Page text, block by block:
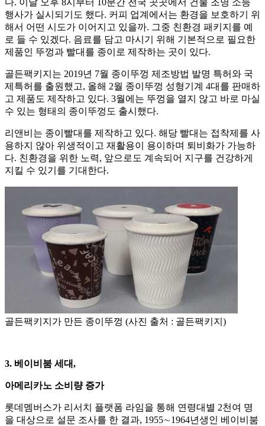
다. 이날 오후 8시부터 10분간 전국 곳곳에서 건물 조명 소등
행사가 실시되기도 했다. 커피 업계에서는 환경을 보호하기 위
해서 어떤 시도가 이어지고 있을까. 그중 친환경 패키지를 예
로 들 수 있겠다. 음료를 담고 마시기 위해 기본적으로 필요한
제품인 뚜껑과 빨대를 종이로 제작하는 곳이 있다.
골든팩키지는 2019년 7월 종이뚜껑 제조방법 발명 특허와 국
제특허를 출원했고, 올해 2월 종이뚜껑 성형기계 4대를 판매하
고 제품도 제작하고 있다. 3월에는 뚜껑을 열지 않고 바로 마실
수 있는 형태의 종이뚜껑도 출시했다.
리앤비는 종이빨대를 제작하고 있다. 해당 빨대는 접착제를 사
용하지 않아 위생적이고 재활용이 용이하며 퇴비화가 가능하
다. 친환경을 위한 노력, 앞으로도 계속되어 지구를 건강하게
지킬 수 있기를 기대한다.
골든팩키지가 만든 종이뚜껑 (사진 출처 : 골든팩키지)
3. 베이비붐 세대,
아메리카노 소비량 증가
롯데멤버스가 리서치 플랫폼 라임을 통해 연령대별 2천여 명
을 대상으로 설문 조사를 한 결과, 1955∼1964년생인 베이비붐